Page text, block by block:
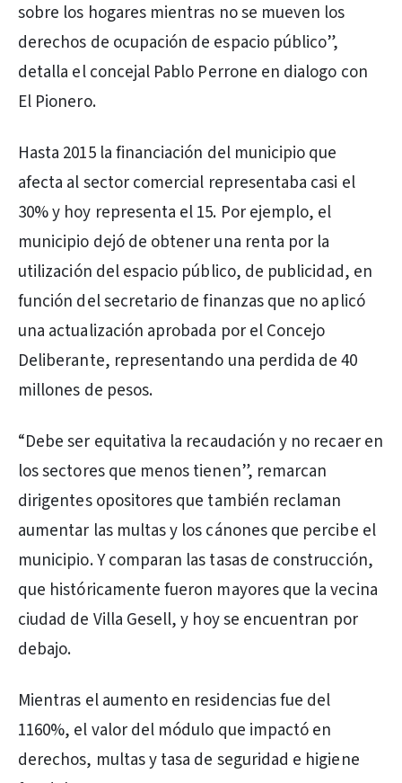
sobre los hogares mientras no se mueven los
derechos de ocupación de espacio público”,
detalla el concejal Pablo Perrone en dialogo con
El Pionero.
Hasta 2015 la financiación del municipio que
afecta al sector comercial representaba casi el
30% y hoy representa el 15. Por ejemplo, el
municipio dejó de obtener una renta por la
utilización del espacio público, de publicidad, en
función del secretario de finanzas que no aplicó
una actualización aprobada por el Concejo
Deliberante, representando una perdida de 40
millones de pesos.
“Debe ser equitativa la recaudación y no recaer en
los sectores que menos tienen”, remarcan
dirigentes opositores que también reclaman
aumentar las multas y los cánones que percibe el
municipio. Y comparan las tasas de construcción,
que históricamente fueron mayores que la vecina
ciudad de Villa Gesell, y hoy se encuentran por
debajo.
Mientras el aumento en residencias fue del
1160%, el valor del módulo que impactó en
derechos, multas y tasa de seguridad e higiene